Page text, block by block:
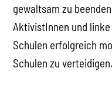
gewaltsam zu
AktivistInnen und
Schulen erfolgreich
Schulen zu verteidigen.